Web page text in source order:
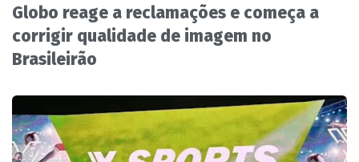
Globo reage a reclamações e começa a
corrigir qualidade de imagem no
Brasileirão